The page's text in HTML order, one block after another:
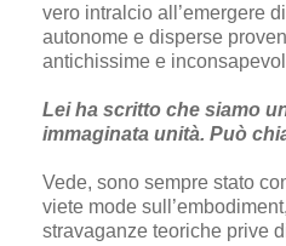
vero intralcio all’emergere
autonome e disperse
antichissime e
Lei ha scritto che siamo
immaginata unità. Può
Vede, sono sempre stato
viete mode
stravaganze teoriche prive